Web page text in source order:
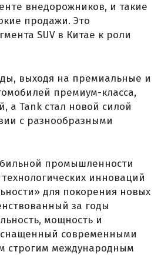
внедорожников, и такие
продажи. Это
SUV в Китае к роли
выходя на премиальные и
премиум-класса,
а Tank стал новой силой
с разнообразными
промышленности
инноваций
для покорения новых
за годы
мощность и
современными
строгим международным